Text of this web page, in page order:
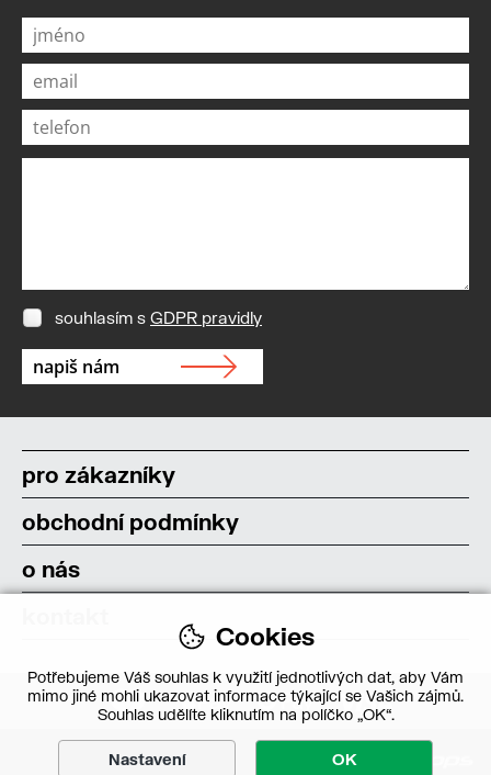
souhlasím s GDPR pravidly
pro zákazníky
obchodní podmínky
o nás
Cookies
Potřebujeme Váš souhlas k využití jednotlivých dat, aby Vám
mimo jiné mohli ukazovat informace týkající se Vašich zájmů.
Souhlas udělíte kliknutím na políčko „OK“.
Nastavení OK